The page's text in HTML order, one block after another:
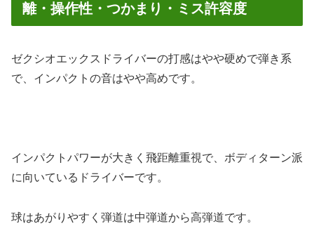
離・操作性・つかまり・ミス許容度
ゼクシオエックスドライバーの打感はやや硬めで弾き系
で、 インパクトの音はやや高めです。
インパクトパワーが大きく 飛距離重視で、 ボディターン派
に向いている ドライバーです。
球はあがりやすく 弾道は中弾道から高弾道です。